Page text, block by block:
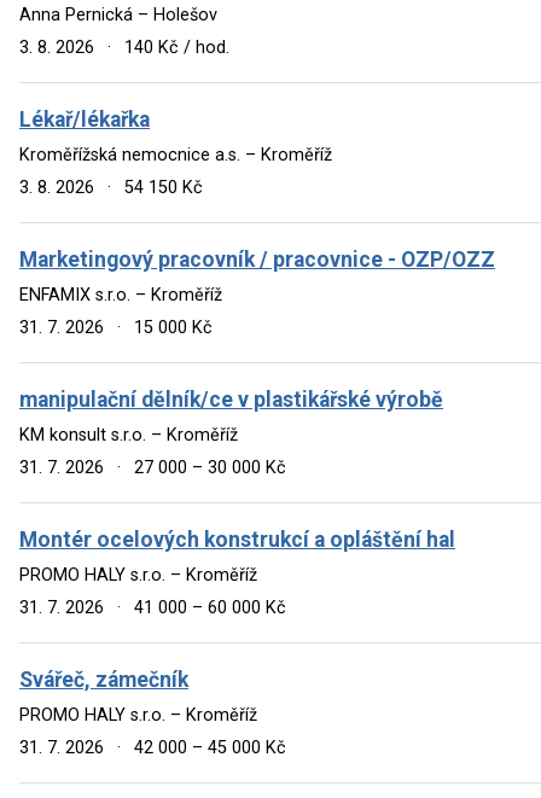
Anna Pernická – Holešov
3. 8. 2026
· 140 Kč / hod.
Lékař/lékařka
Kroměřížská nemocnice a.s. – Kroměříž
3. 8. 2026
· 54 150 Kč
Marketingový pracovník / pracovnice - OZP/OZZ
ENFAMIX s.r.o. – Kroměříž
31. 7. 2026
· 15 000 Kč
manipulační dělník/ce v plastikářské výrobě
KM konsult s.r.o. – Kroměříž
31. 7. 2026
· 27 000 – 30 000 Kč
Montér ocelových konstrukcí a opláštění hal
PROMO HALY s.r.o. – Kroměříž
31. 7. 2026
· 41 000 – 60 000 Kč
Svářeč, zámečník
PROMO HALY s.r.o. – Kroměříž
31. 7. 2026
· 42 000 – 45 000 Kč